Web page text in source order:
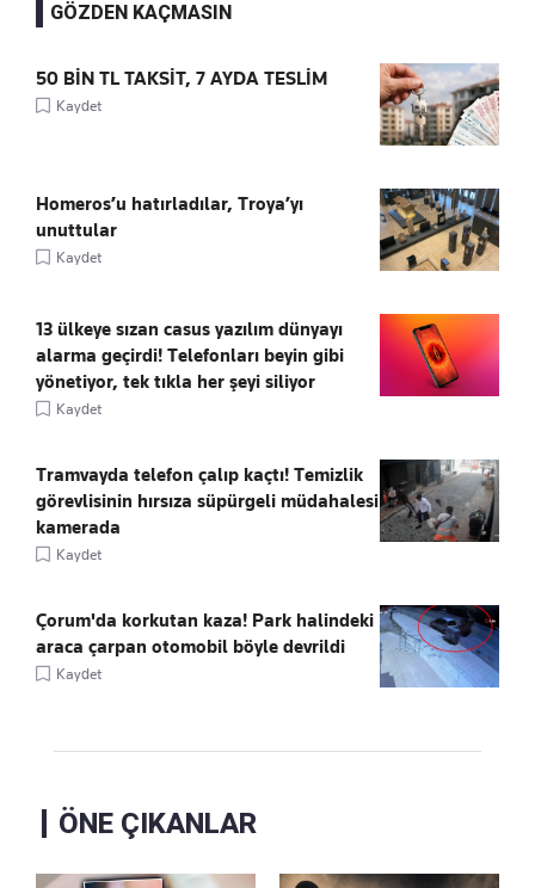
GÖZDEN KAÇMASIN
50 BİN TL TAKSİT, 7 AYDA TESLİM
Kaydet
Homeros’u hatırladılar, Troya’yı
unuttular
Kaydet
13 ülkeye sızan casus yazılım dünyayı
alarma geçirdi! Telefonları beyin gibi
yönetiyor, tek tıkla her şeyi siliyor
Kaydet
Tramvayda telefon çalıp kaçtı! Temizlik
görevlisinin hırsıza süpürgeli müdahalesi
kamerada
Kaydet
Çorum'da korkutan kaza! Park halindeki
araca çarpan otomobil böyle devrildi
Kaydet
ÖNE ÇIKANLAR